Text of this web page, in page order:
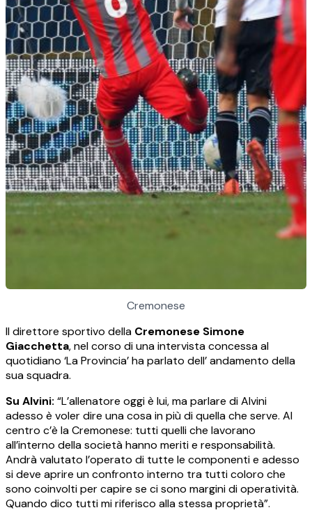
Cremonese
Il direttore sportivo della Cremonese Simone
Giacchetta, nel corso di una intervista concessa al
quotidiano ‘La Provincia’ ha parlato dell’ andamento della
sua squadra.
Su Alvini: “L’allenatore oggi è lui, ma parlare di Alvini
adesso è voler dire una cosa in più di quella che serve. Al
centro c’è la Cremonese: tutti quelli che lavorano
all’interno della società hanno meriti e responsabilità.
Andrà valutato l’operato di tutte le componenti e adesso
si deve aprire un confronto interno tra tutti coloro che
sono coinvolti per capire se ci sono margini di operatività.
Quando dico tutti mi riferisco alla stessa proprietà”.